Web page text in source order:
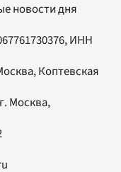
новости дня
ИНН
Коптевская
Москва,